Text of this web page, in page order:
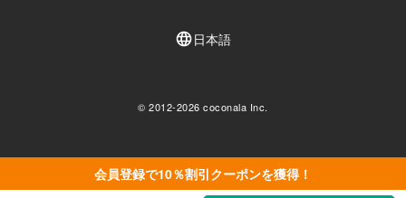
会員登録で10％割引クーポンを獲得！